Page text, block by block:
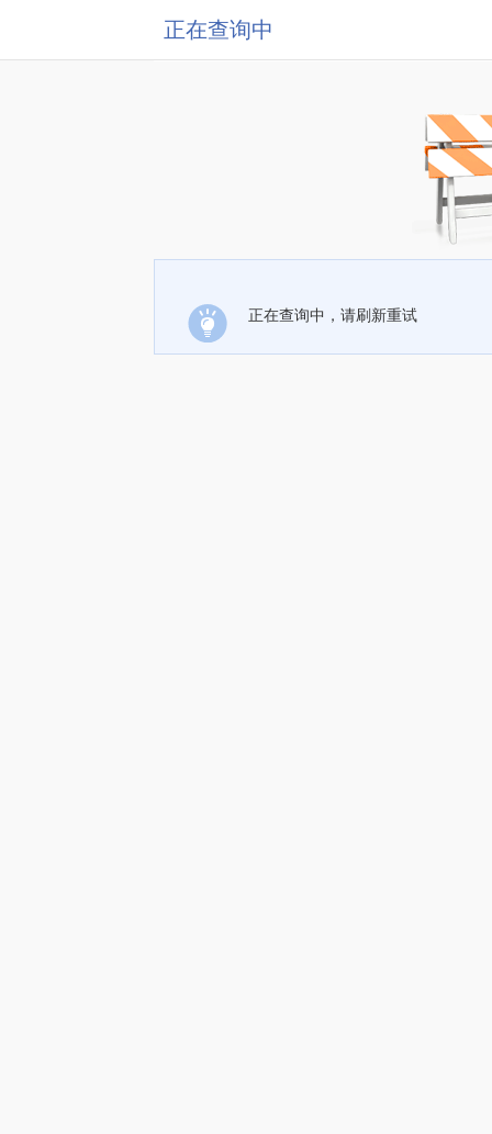
正在查询中
正在查询中，请刷新重试